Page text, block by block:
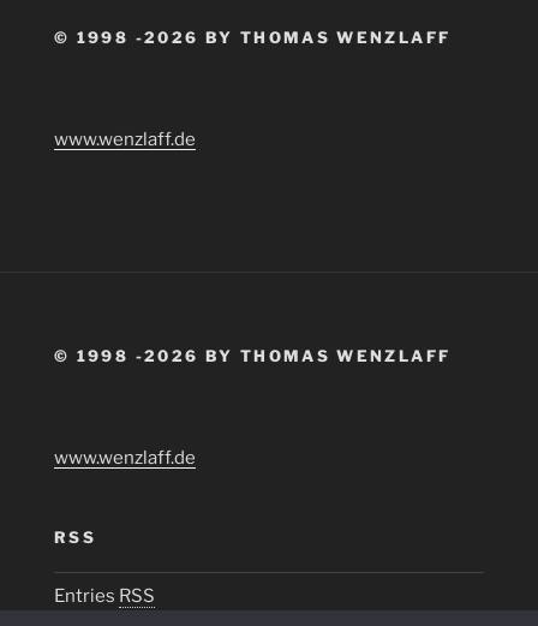
© 1998 -2026 BY THOMAS WENZLAFF
www.wenzlaff.de
© 1998 -2026 BY THOMAS WENZLAFF
www.wenzlaff.de
RSS
Entries RSS